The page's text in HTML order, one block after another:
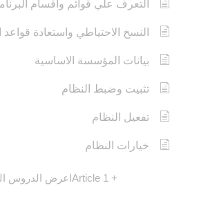
التعرف علي قوائم واقسام
النسخ الاحتياطي واستعادة قواعد
بيانات المؤسسة الاساسية
تثبيت وضبط النظام
تفعيل النظام
خيارات النظام
+ 1 Article اعرض الدروس